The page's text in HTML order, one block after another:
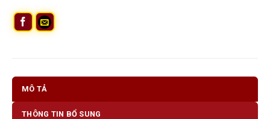
MÔ TẢ
THÔNG TIN BỔ SUNG